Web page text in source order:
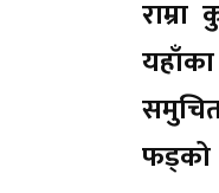
फड्को